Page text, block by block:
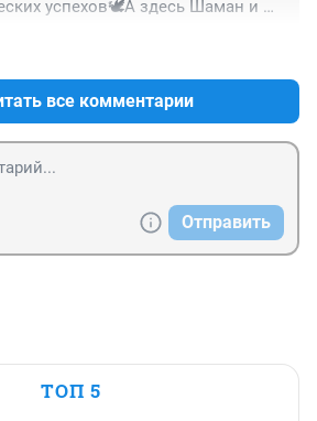
успехов🕊️А здесь Шаман и
все комментарии
Отправить
ТОП 5